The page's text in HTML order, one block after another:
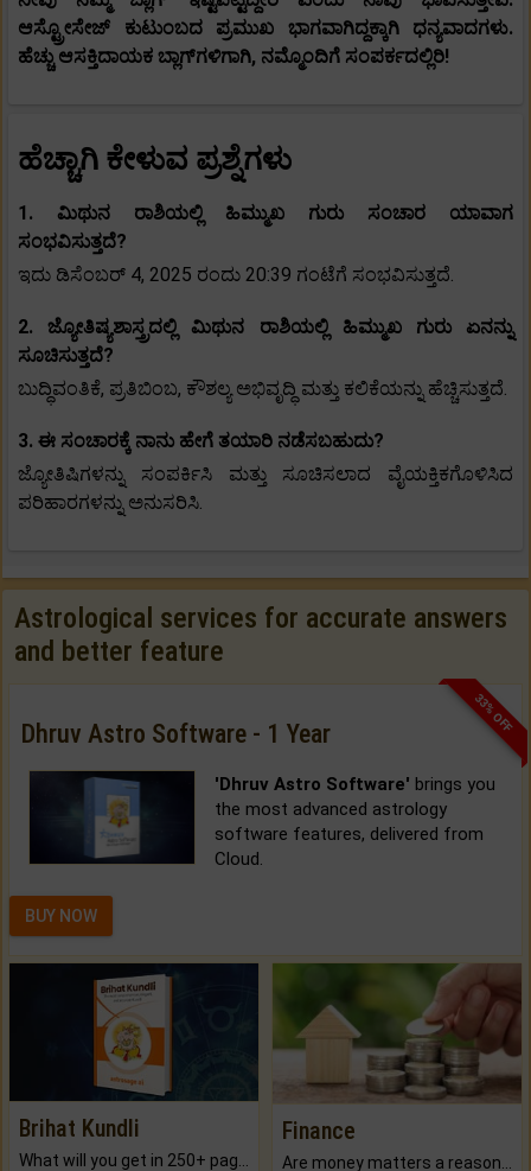
ಆಸ್ಟ್ರೋಸೇಜ್ ಕುಟುಂಬದ ಪ್ರಮುಖ ಭಾಗವಾಗಿದ್ದಕ್ಕಾಗಿ ಧನ್ಯವಾದಗಳು.
ಹೆಚ್ಚು ಆಸಕ್ತಿದಾಯಕ ಬ್ಲಾಗ್‌ಗಳಿಗಾಗಿ, ನಮ್ಮೊಂದಿಗೆ ಸಂಪರ್ಕದಲ್ಲಿರಿ!
ಹೆಚ್ಚಾಗಿ ಕೇಳುವ ಪ್ರಶ್ನೆಗಳು
1. ಮಿಥುನ ರಾಶಿಯಲ್ಲಿ ಹಿಮ್ಮುಖ ಗುರು ಸಂಚಾರ ಯಾವಾಗ
ಸಂಭವಿಸುತ್ತದೆ?
ಇದು ಡಿಸೆಂಬರ್ 4, 2025 ರಂದು 20:39 ಗಂಟೆಗೆ ಸಂಭವಿಸುತ್ತದೆ.
2. ಜ್ಯೋತಿಷ್ಯಶಾಸ್ತ್ರದಲ್ಲಿ ಮಿಥುನ ರಾಶಿಯಲ್ಲಿ ಹಿಮ್ಮುಖ ಗುರು ಏನನ್ನು
ಸೂಚಿಸುತ್ತದೆ?
ಬುದ್ಧಿವಂತಿಕೆ, ಪ್ರತಿಬಿಂಬ, ಕೌಶಲ್ಯ ಅಭಿವೃದ್ಧಿ ಮತ್ತು ಕಲಿಕೆಯನ್ನು ಹೆಚ್ಚಿಸುತ್ತದೆ.
3. ಈ ಸಂಚಾರಕ್ಕೆ ನಾನು ಹೇಗೆ ತಯಾರಿ ನಡೆಸಬಹುದು?
ಜ್ಯೋತಿಷಿಗಳನ್ನು ಸಂಪರ್ಕಿಸಿ ಮತ್ತು ಸೂಚಿಸಲಾದ ವೈಯಕ್ತಿಕಗೊಳಿಸಿದ
ಪರಿಹಾರಗಳನ್ನು ಅನುಸರಿಸಿ.
Astrological services for accurate answers
and better feature
33% OFF
Dhruv Astro Software - 1 Year
'Dhruv Astro Software' brings you
the most advanced astrology
software features, delivered from
Cloud.
BUY NOW
Brihat Kundli Finance